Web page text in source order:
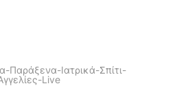
Παράξενα-Ιατρικά-Σπίτι-
Live